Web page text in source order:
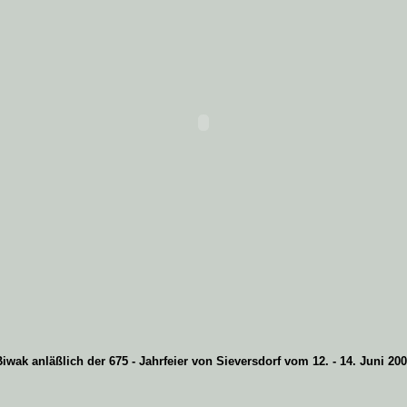
anläßlich der 675 - Jahrfeier von Sieversdorf vom 12. - 14. Juni